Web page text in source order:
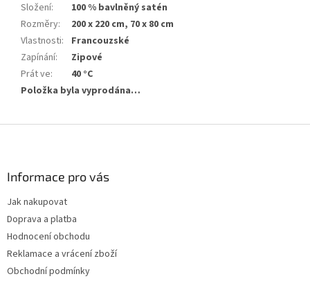
Složení:
100 % bavlněný satén
Rozměry:
200 x 220 cm, 70 x 80 cm
Vlastnosti:
Francouzské
Zapínání:
Zipové
Prát ve:
40 °C
Položka byla vyprodána…
Informace pro vás
Jak nakupovat
Doprava a platba
Hodnocení obchodu
Reklamace a vrácení zboží
Obchodní podmínky